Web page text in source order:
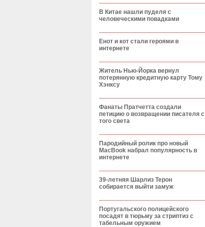
В Китае нашли пуделя с
человеческими повадками
Енот и кот стали героями в
интернете
Житель Нью-Йорка вернул
потерянную кредитную карту Тому
Хэнксу
Фанаты Пратчетта создали
петицию о возвращении писателя с
того света
Пародийный ролик про новый
MacBook набрал популярность в
интернете
39-летняя Шарлиз Терон
собирается выйти замуж
Португальского полицейского
посадят в тюрьму за стриптиз с
табельным оружием